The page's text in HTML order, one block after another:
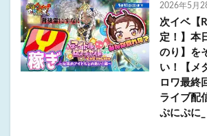
2026年5月
次イベ【
定！】本
のり】を
い！【メ
ロワ最終
ライブ配
ぷにぷに_